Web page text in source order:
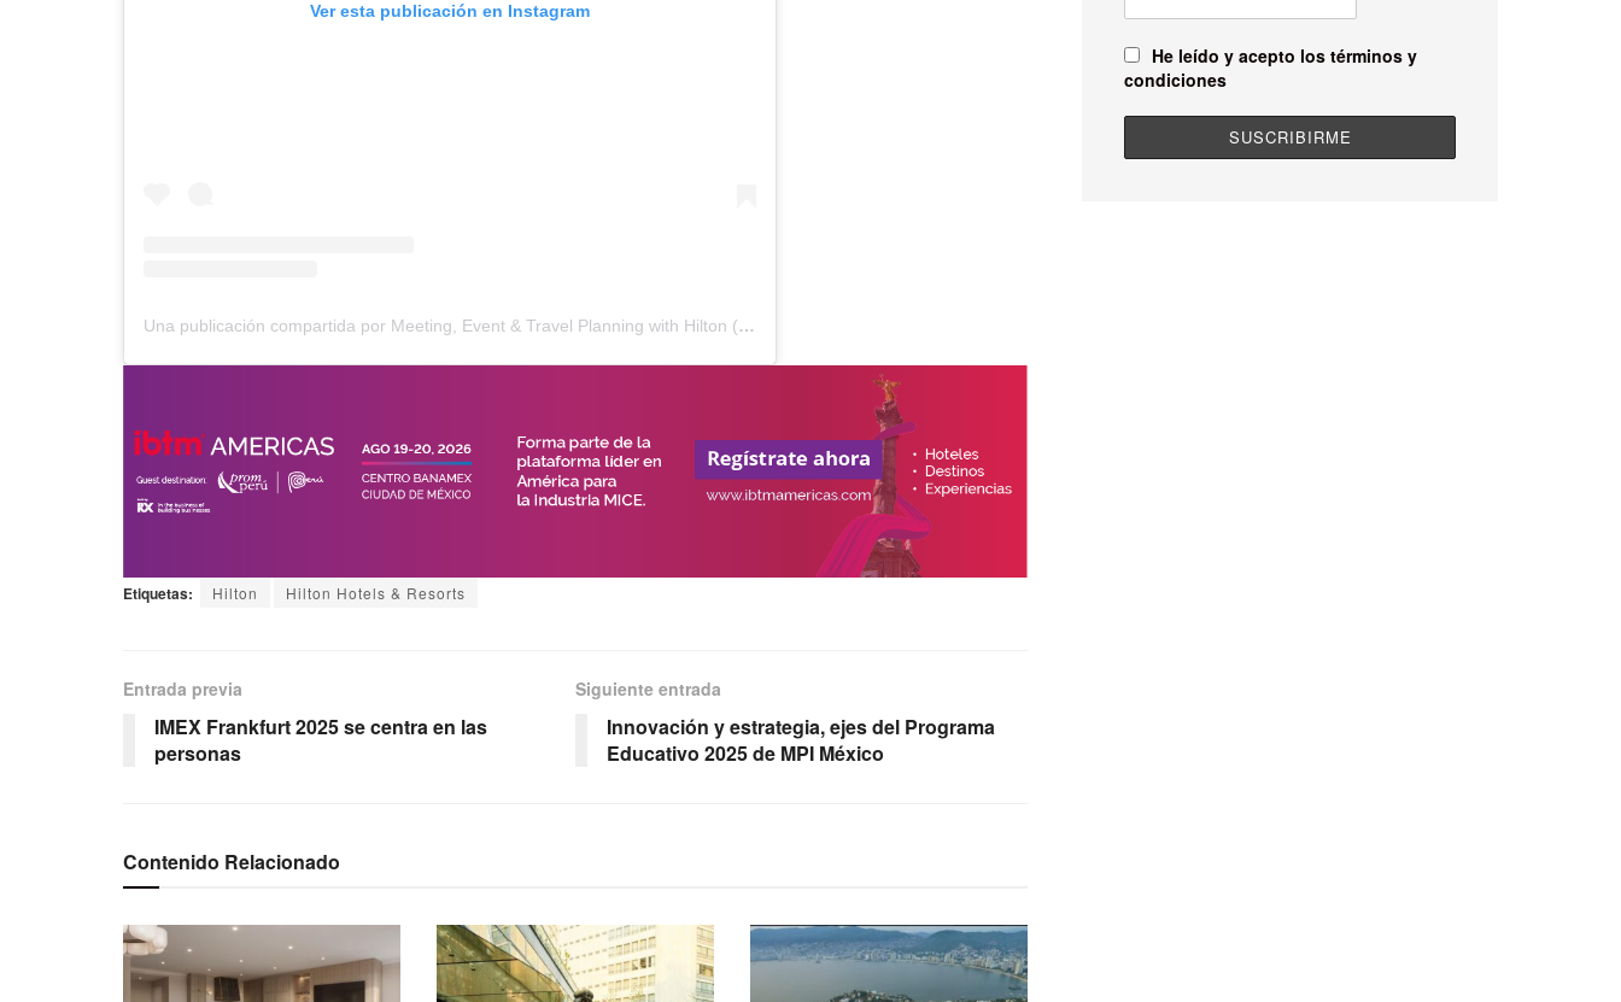
Ver esta publicación en Instagram
Una publicación compartida por Meeting, Event & Travel Planning with Hilton (@planwithhilton)
Etiquetas: Hilton Hilton Hotels & Resorts
Entrada previa
IMEX Frankfurt 2025 se centra en las
personas
Siguiente entrada
Innovación y estrategia, ejes del Programa
Educativo 2025 de MPI México
Contenido Relacionado
He leído y acepto los términos y
condiciones